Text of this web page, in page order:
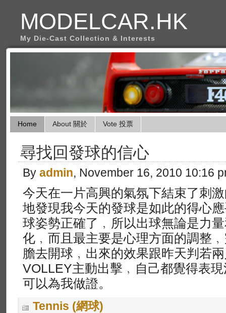
MODELCAR.HK
My Die-Cast Collection & Interests
Home About 關於 Vote 投票
尋找回發球的信心
By admin, November 16, 2010 10:16
今天在一片高興的氣氛下結束了刺
地發現我今天的發球是如此的得心
球姿勢正確了﹐所以出球無論是力
化﹐而且最主要是心理方面的調整
膽去開球﹐出來的效果跟昨天判若
VOLLEY主動出擊﹐自己都覺得表
可以為我做證。
Tennis (網球)